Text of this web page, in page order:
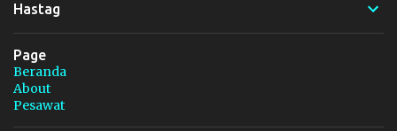
Hastag
Page
Beranda
About
Pesawat